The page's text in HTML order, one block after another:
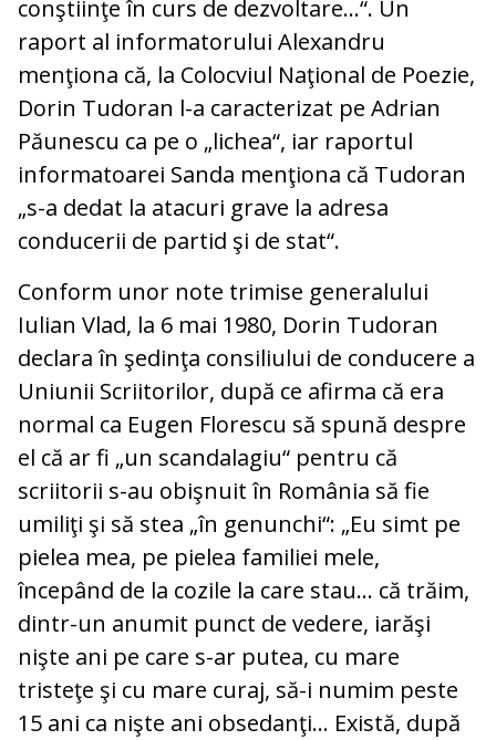
conştiinţe în curs de dezvoltare…“. Un
raport al informatorului Alexandru
menţiona că, la Colocviul Naţional de Poezie,
Dorin Tudoran l-a caracterizat pe Adrian
Păunescu ca pe o „lichea“, iar raportul
informatoarei Sanda menţiona că Tudoran
„s-a dedat la atacuri grave la adresa
conducerii de partid şi de stat“.
Conform unor note trimise generalului
Iulian Vlad, la 6 mai 1980, Dorin Tudoran
declara în şedinţa consiliului de conducere a
Uniunii Scriitorilor, după ce afirma că era
normal ca Eugen Florescu să spună despre
el că ar fi „un scandalagiu“ pentru că
scriitorii s-au obişnuit în România să fie
umiliţi şi să stea „în genunchi“: „Eu simt pe
pielea mea, pe pielea familiei mele,
începând de la cozile la care stau... că trăim,
dintr-un anumit punct de vedere, iarăşi
nişte ani pe care s-ar putea, cu mare
tristeţe şi cu mare curaj, să-i numim peste
15 ani ca nişte ani obsedanţi… Există, după